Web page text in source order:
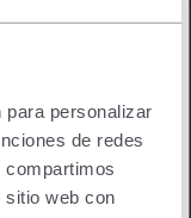
personalizar
de redes
sitio web con
de navegación,
que permite
un perfil
para mostrar